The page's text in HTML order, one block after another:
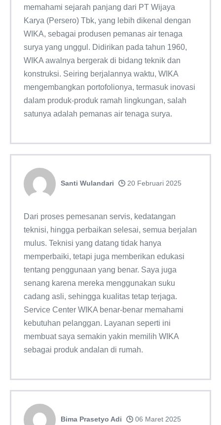
memahami sejarah panjang dari PT Wijaya
Karya (Persero) Tbk, yang lebih dikenal dengan
WIKA, sebagai produsen pemanas air tenaga
surya yang unggul. Didirikan pada tahun 1960,
WIKA awalnya bergerak di bidang teknik dan
konstruksi. Seiring berjalannya waktu, WIKA
mengembangkan portofolionya, termasuk inovasi
dalam produk-produk ramah lingkungan, salah
satunya adalah pemanas air tenaga surya.
Santi Wulandari 20 Februari 2025
Dari proses pemesanan servis, kedatangan
teknisi, hingga perbaikan selesai, semua berjalan
mulus. Teknisi yang datang tidak hanya
memperbaiki, tetapi juga memberikan edukasi
tentang penggunaan yang benar. Saya juga
senang karena mereka menggunakan suku
cadang asli, sehingga kualitas tetap terjaga.
Service Center WIKA benar-benar memahami
kebutuhan pelanggan. Layanan seperti ini
membuat saya semakin yakin memilih WIKA
sebagai produk andalan di rumah.
Bima Prasetyo Adi 06 Maret 2025